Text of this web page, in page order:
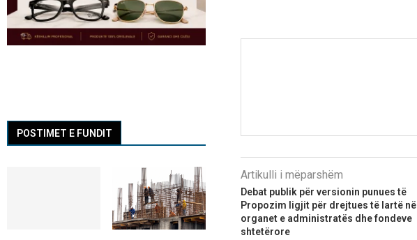
Artikulli i mëparshëm
Debat publik për versionin punues të
Propozim ligjit për drejtues të lartë në
organet e administratës dhe fondeve
shtetërore
POSTIMET E FUNDIT